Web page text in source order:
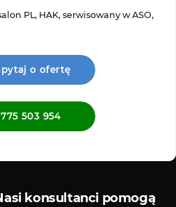
PL, HAK, serwisowany w ASO,
o ofertę
775 503 954
konsultanci pomogą